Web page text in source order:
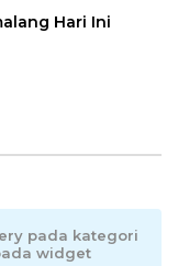
Hari Ini
pada kategori
widget